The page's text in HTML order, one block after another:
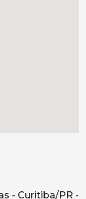
- Curitiba/PR -